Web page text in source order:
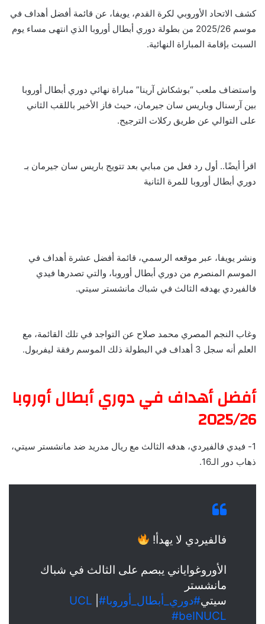
كشف الاتحاد الأوروبي لكرة القدم، يويفا، عن قائمة أفضل أهداف في
موسم 2025/26 من بطولة دوري أبطال أوروبا الذي انتهى مساء يوم
السبت بإقامة المباراة النهائية.
واستضاف ملعب “بوشكاش آرينا” مباراة نهائي دوري أبطال أوروبا
بين آرسنال وباريس سان جيرمان، حيث فاز الأخير باللقب الثاني
على التوالي عن طريق ركلات الترجيح.
اقرأ أيضًا.. أول رد فعل من مبابي بعد تتويج باريس سان جيرمان بـ
دوري أبطال أوروبا للمرة الثانية
ونشر يويفا، عبر موقعه الرسمي، قائمة أفضل عشرة أهداف في
الموسم المنصرم من دوري أبطال أوروبا، والتي تصدرها فيدي
فالفيردي بهدفه الثالث في شباك مانشستر سيتي.
وغاب النجم المصري محمد صلاح عن التواجد في تلك القائمة، مع
العلم أنه سجل 3 أهداف في البطولة ذلك الموسم رفقة ليفربول.
أفضل أهداف في دوري أبطال أوروبا
2025/26
1- فيدي فالفيردي، هدفه الثالث مع ريال مدريد ضد مانشستر سيتي،
ذهاب دور الـ16.
فالفيردي لا يهدأ!
الأوروغواياني يبصم على الثالث في شباك
مانشستر
سيتي#دوري_أبطال_أوروبا#UCL
#beINUCL